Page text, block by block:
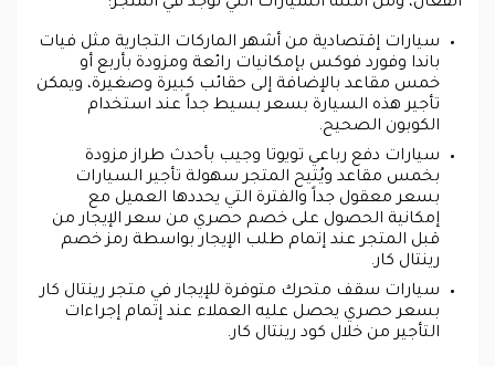
سيارات إقتصادية من أشهر الماركات التجارية مثل فيات
باندا وفورد فوكس بإمكانيات رائعة ومزودة بأربع أو
خمس مقاعد بالإضافة إلى حقائب كبيرة وصغيرة، ويمكن
تأجير هذه السيارة بسعر بسيط جداً عند استخدام
الكوبون الصحيح.
سيارات دفع رباعي تويوتا وجيب بأحدث طراز مزودة
بخمس مقاعد ويُتيح المتجر سهولة تأجير السيارات
بسعر معقول جداً والفترة التي يحددها العميل مع
إمكانية الحصول على خصم حصري من سعر الإيجار من
قبل المتجر عند إتمام طلب الإيجار بواسطة رمز خصم
رينتال كار.
سيارات سقف متحرك متوفرة للإيجار في متجر رينتال كار
بسعر حصري يحصل عليه العملاء عند إتمام إجراءات
التأجير من خلال كود رينتال كار.